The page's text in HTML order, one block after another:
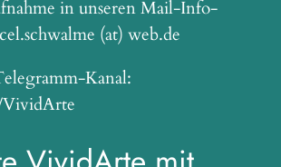
in unseren Mail-Info-
(at) web.de
Kanal: